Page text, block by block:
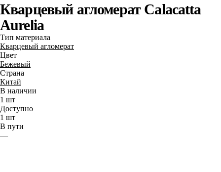
Кварцевый агломерат Calacatta
Aurelia
Тип материала
Кварцевый агломерат
Цвет
Бежевый
Страна
Китай
В наличии
1 шт
Доступно
1 шт
В пути
—